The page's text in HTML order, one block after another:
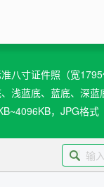
学籍照片采集系统
版
照排版至5寸/6寸相纸
纸张尺寸
营业执照/身份证/毕业
八寸证件照（宽
浅蓝底、蓝底、深
，JPG格式